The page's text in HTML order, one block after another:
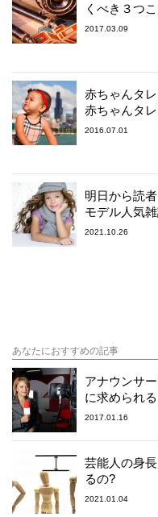
くべき３つこ
2017.03.09
赤ちゃんタ
赤ちゃんタ
2016.07.01
明日から読
モデル人気
2021.10.26
あなたにおすすめの記事
アナウンサ
に求められ
2017.01.16
芸能人の身
るの?
2021.01.04